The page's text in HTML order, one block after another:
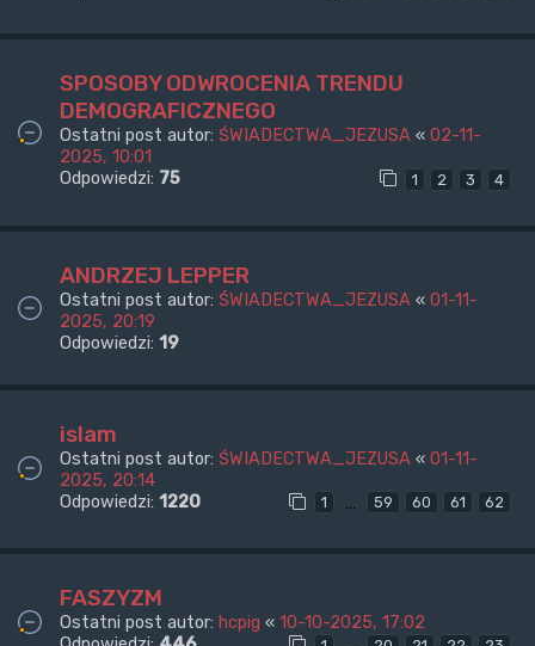
SPOSOBY ODWROCENIA TRENDU
DEMOGRAFICZNEGO
Ostatni post autor: ŚWIADECTWA_JEZUSA « 02-11-
2025, 10:01
Odpowiedzi: 75 1 2 3 4
ANDRZEJ LEPPER
Ostatni post autor: ŚWIADECTWA_JEZUSA « 01-11-
2025, 20:19
Odpowiedzi: 19
islam
Ostatni post autor: ŚWIADECTWA_JEZUSA « 01-11-
2025, 20:14
Odpowiedzi: 1220 1 … 59 60 61 62
FASZYZM
Ostatni post autor: hcpig « 10-10-2025, 17:02